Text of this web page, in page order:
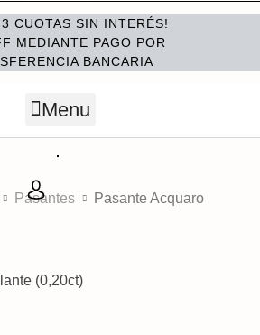
3 CUOTAS SIN INTERÉS!
MEDIANTE PAGO POR
BANCARIA
Menu
Pasantes
Pasante Acquaro
(0,20ct)